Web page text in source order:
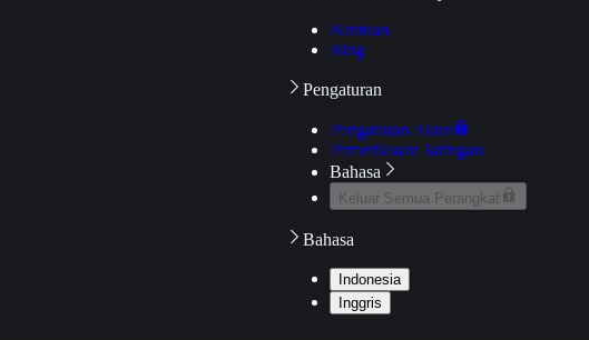
Bantuan
Blog
Pengaturan
Pengaturan Akun
Pemeriksaan Jaringan
Bahasa
Keluar Semua Perangkat
Bahasa
Indonesia
Inggris